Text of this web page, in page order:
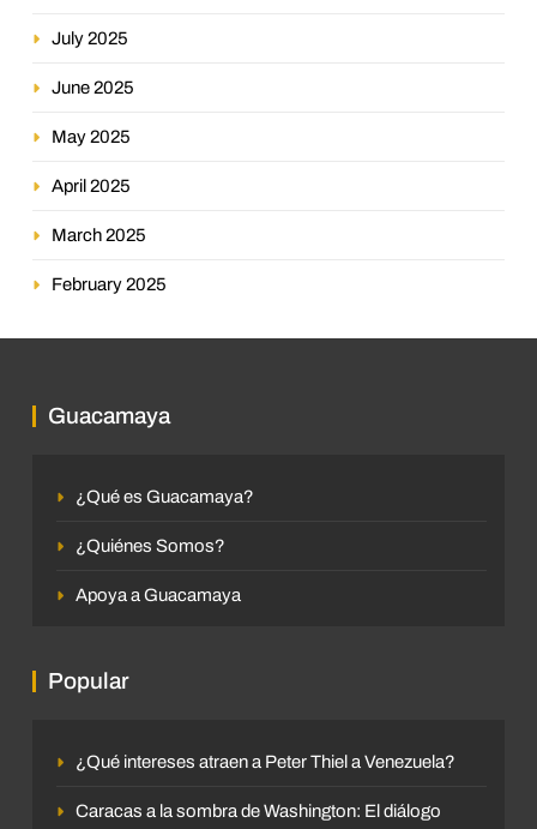
July 2025
June 2025
May 2025
April 2025
March 2025
February 2025
Guacamaya
¿Qué es Guacamaya?
¿Quiénes Somos?
Apoya a Guacamaya
Popular
¿Qué intereses atraen a Peter Thiel a Venezuela?
Caracas a la sombra de Washington: El diálogo